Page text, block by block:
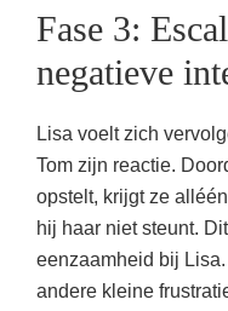
Fase 3:
negatieve
Lisa voelt zich
Tom zijn reactie.
opstelt, krijgt ze
hij haar niet steunt.
eenzaamheid bij
andere kleine